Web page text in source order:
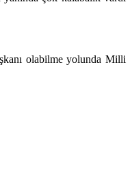
olabilme yolunda Milli